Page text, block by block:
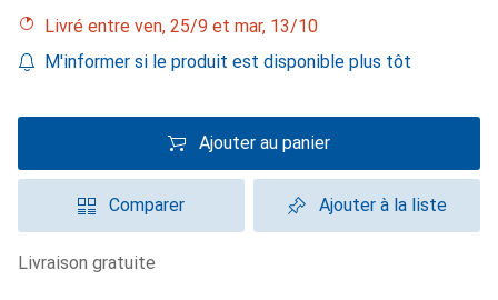
Livré entre ven, 25/9 et mar, 13/10
M'informer si le produit est disponible plus tôt
Ajouter au panier
Comparer Ajouter à la liste
livraison gratuite